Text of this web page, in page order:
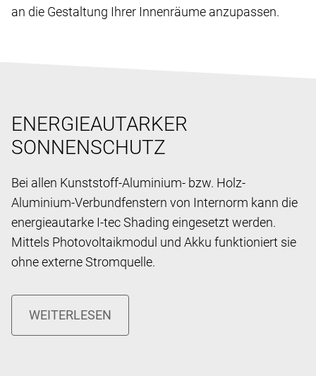
an die Gestaltung Ihrer Innenräume anzupassen.
ENERGIEAUTARKER
SONNENSCHUTZ
Bei allen Kunststoff-Aluminium- bzw. Holz-
Aluminium-Verbundfenstern von Internorm kann die
energieautarke I-tec Shading eingesetzt werden.
Mittels Photovoltaikmodul und Akku funktioniert sie
ohne externe Stromquelle.